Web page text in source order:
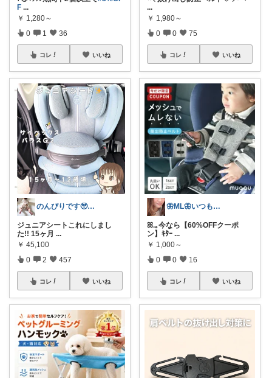
F ...
￥ 1,280～
0 1 36
コレ いいね
のんびりです🥹2歳息子♡０歳娘♡
ジュニアシートこれにしまし
た!! 15ヶ月 ...
￥ 45,100
0 2 457
コレ いいね
...
￥ 1,980～
0 0 75
コレ いいね
🦋ML🦋いつもありがとう💓
ꕤ.｡今なら【60%OFFクーポ
ン】ｷﾀｰ ...
￥ 1,000～
0 0 16
コレ いいね